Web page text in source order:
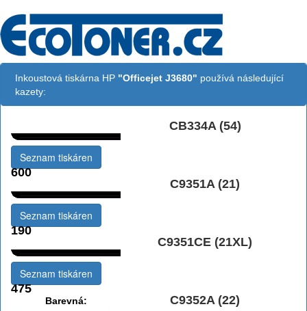
Inkoustová tiskárna HP "Officejet J3680" používá následující
kazety:
CB334A (54)
600
Seznam tiskáren
C9351A (21)
190
Seznam tiskáren
C9351CE (21XL)
475
Seznam tiskáren
Barevná: C9352A (22)